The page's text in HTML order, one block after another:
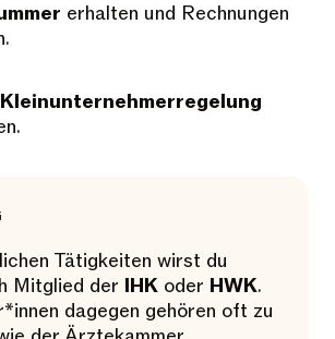
erhalten und Rechnungen
Kleinunternehmerregelung
Tätigkeiten wirst du
Mitglied der IHK oder HWK.
dagegen gehören oft zu